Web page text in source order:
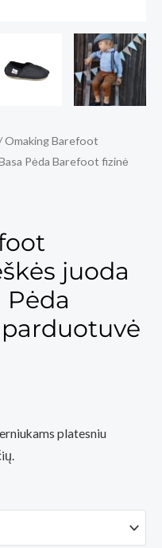
Omaking Barefoot
Pėda Barefoot fizinė
juoda
platesniu